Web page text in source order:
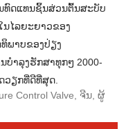
ທົດແທນຊິ້ນສ່ວນຕົ້ນສະບັບ
ນໄລຍະຍາວຂອງ
ພາບຂອງປ່ຽງ
ບໍາລຸງຮັກສາທຸກໆ 2000-
ວຽກທີ່ດີທີ່ສຸດ.
Control Valve, ຈີນ, ຜູ້